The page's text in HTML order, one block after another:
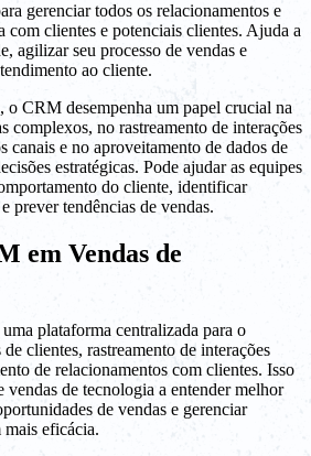
gerenciar todos os relacionamentos e
com clientes e potenciais clientes. Ajuda a
agilizar seu processo de vendas e
ao cliente.
o CRM desempenha um papel crucial na
complexos, no rastreamento de interações
canais e no aproveitamento de dados de
estratégicas. Pode ajudar as equipes
do cliente, identificar
prever tendências de vendas.
em Vendas de
plataforma centralizada para o
clientes, rastreamento de interações
de relacionamentos com clientes. Isso
vendas de tecnologia a entender melhor
de vendas e gerenciar
mais eficácia.